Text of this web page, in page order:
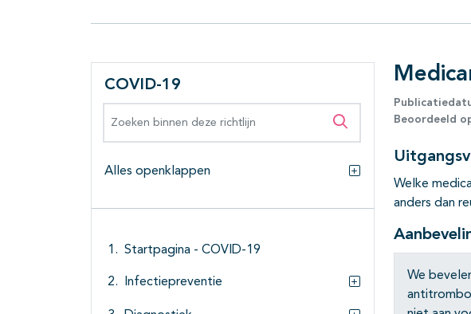
COVID-19
Zoeken binnen
Alles openklappen
Alles openklappen
Startpagina - COVID-19
Infectiepreventie
Subpagina's
Beoordeeld
Welke
anders dan
We